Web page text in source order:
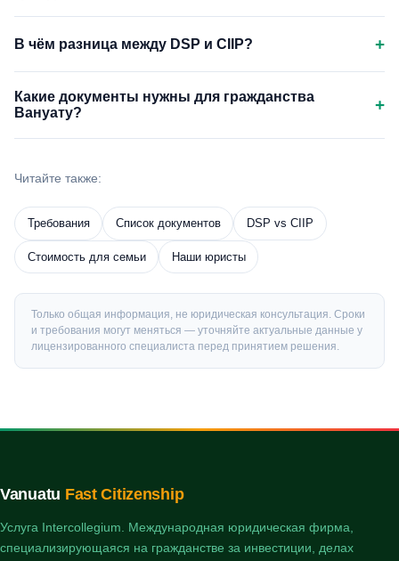
В чём разница между DSP и CIIP? +
Какие документы нужны для гражданства
Вануату?
+
Читайте также:
Требования Список документов DSP vs CIIP
Стоимость для семьи Наши юристы
Только общая информация, не юридическая консультация. Сроки
и требования могут меняться — уточняйте актуальные данные у
лицензированного специалиста перед принятием решения.
Vanuatu Fast Citizenship
Услуга Intercollegium. Международная юридическая фирма,
специализирующаяся на гражданстве за инвестиции, делах